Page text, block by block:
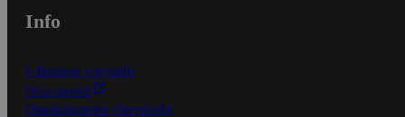
Info
S-Business yrityksille
Oiva-raportit
Osuuskauppojen yhteystiedot